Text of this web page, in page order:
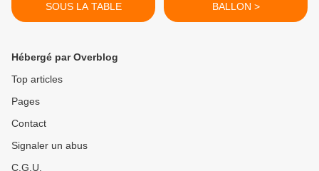
SOUS LA TABLE
BALLON >
Hébergé par Overblog
Top articles
Pages
Contact
Signaler un abus
C.G.U.